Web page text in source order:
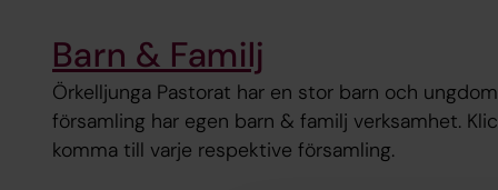
Barn & Familj
Örkelljunga Pastorat har en stor barn och
församling har egen barn & familj verksamhet.
komma till varje respektive församling.